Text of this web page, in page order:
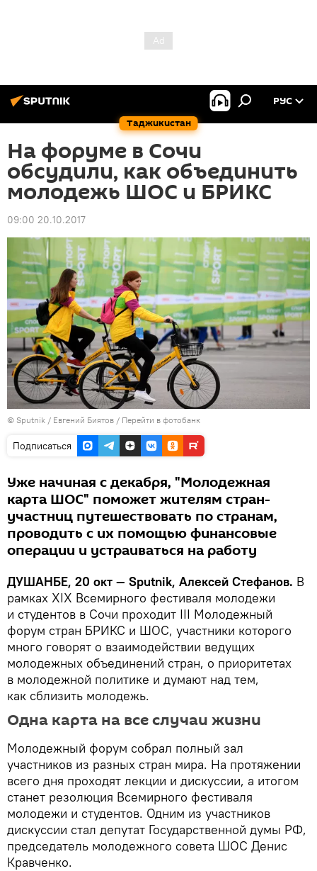
Таджикистан
РУС
На форуме в Сочи
обсудили, как объединить
молодежь ШОС и БРИКС
09:00 20.10.2017
© Sputnik / Евгений Биятов / Перейти в фотобанк
Подписаться
Уже начиная с декабря, "Молодежная
карта ШОС" поможет жителям стран-
участниц путешествовать по странам,
проводить с их помощью финансовые
операции и устраиваться на работу
ДУШАНБЕ, 20 окт — Sputnik, Алексей Стефанов. В
рамках XIX Всемирного фестиваля молодежи
и студентов в Сочи проходит III Молодежный
форум стран БРИКС и ШОС, участники которого
много говорят о взаимодействии ведущих
молодежных объединений стран, о приоритетах
в молодежной политике и думают над тем,
как сблизить молодежь.
Одна карта на все случаи жизни
Молодежный форум собрал полный зал
участников из разных стран мира. На протяжении
всего дня проходят лекции и дискуссии, а итогом
станет резолюция Всемирного фестиваля
молодежи и студентов. Одним из участников
дискуссии стал депутат Государственной думы РФ,
председатель молодежного совета ШОС Денис
Кравченко.